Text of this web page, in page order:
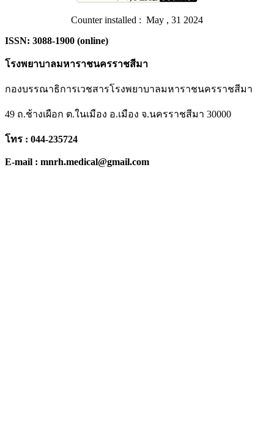
Counter installed : May , 31 2024
ISSN: 3088-1900 (online)
โรงพยาบาลมหาราชนครราชสีมา
กองบรรณาธิการเวชสารโรงพยาบาลมหาราชนครราชสีมา
49 ถ.ช้างเผือก ต.ในเมือง อ.เมือง จ.นครราชสีมา 30000
โทร : 044-235724
E-mail : mnrh.medical@gmail.com